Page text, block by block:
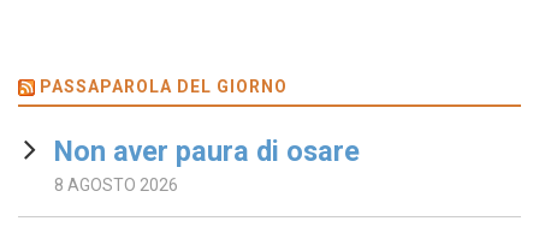
PASSAPAROLA DEL GIORNO
Non aver paura di osare
8 AGOSTO 2026